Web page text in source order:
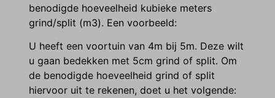
benodigde hoeveelheid kubieke meters
grind/split (m3). Een voorbeeld:
U heeft een voortuin van 4m bij 5m. Deze wilt
u gaan bedekken met 5cm grind of split. Om
de benodigde hoeveelheid grind of split
hiervoor uit te rekenen, doet u het volgende: